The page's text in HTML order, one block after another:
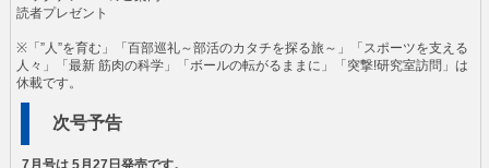
読者プレゼント
※「”人”を育む」「百部巡礼～部活のカタチを探る旅～」「スポーツを支える
人々」「最新 筋肉の科学」「ボールの転がるままに」「突撃!研究室訪問」は
休載です。
次号予告
7月号は 5月27日発売です。